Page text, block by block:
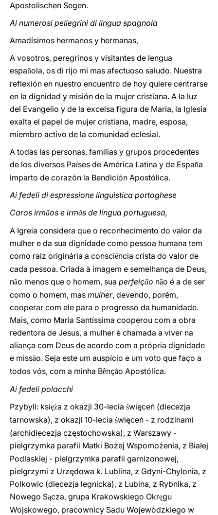
Apostolischen Segen.
Ai numerosi pellegrini di lingua spagnola
Amadísimos hermanos y hermanas,
A vosotros, peregrinos y visitantes de lengua
española, os di rijo mi mas afectuoso saludo. Nuestra
reflexión en nuestro encuentro de hoy quiere centrarse
en la dignidad y misión de la mujer cristiana. A la luz
del Evangelio y de la excelsa figura de María, la Iglesia
exalta el papel de mujer cristiana, madre, esposa,
miembro activo de la comunidad eclesial.
A todas las personas, familias y grupos procedentes
de los diversos Países de América Latina y de España
imparto de corazón la Bendición Apostólica.
Ai fedeli di espressione linguistica portoghese
Caros irmãos e irmãs de língua portuguesa,
A Igreia considera que o reconhecimento do valor da
mulher e da sua dignidade como pessoa humana tem
como raiz originária a consciência crista do valor de
cada pessoa. Criada à imagem e semelhança de Deus,
não menos que o homem, sua perfeição não é a de ser
como o homem, mas mulher, devendo, porém,
cooperar com ele para o progresso da humanidade.
Mais, como Maria Santíssima cooperou com a obra
redentora de Jesus, a mulher é chamada a viver na
aliança com Deus de acordo com a própria dignidade
e missão. Seja este um auspício e um voto que faço a
todos vós, com a minha Bênção Apostólica.
Ai fedeli polacchi
Pzybyli: księża z okazji 30-lecia święceń (diecezja
tarnowska), z okazji 10-lecia święceń - z rodzinami
(archidiecezja częstochowska), z Warszawy -
pielgrzymka parafii Matki Bożej Wspomożenia, z Białej
Podlaskiej - pielgrzymka parafii garnizonowej,
pielgrzymi z Urzędowa k. Lublina, z Gdyni-Chylonia, z
Polkowic (diecezja legnicka), z Lubina, z Rybnika, z
Nowego Sącza, grupa Krakowskiego Okręgu
Wojskowego, pracownicy Sadu Wojewódzkiego w